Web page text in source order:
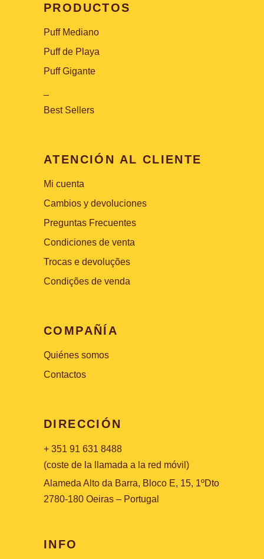
PRODUCTOS
Puff Mediano
Puff de Playa
Puff Gigante
Best Sellers
ATENCIÓN AL CLIENTE
Mi cuenta
Cambios y devoluciones
Preguntas Frecuentes
Condiciones de venta
Trocas e devoluções
Condições de venda
COMPAÑÍA
Quiénes somos
Contactos
DIRECCIÓN
+ 351 91 631 8488
(coste de la llamada a la red móvil)
Alameda Alto da Barra, Bloco E, 15, 1ºDto
2780-180 Oeiras – Portugal
INFO